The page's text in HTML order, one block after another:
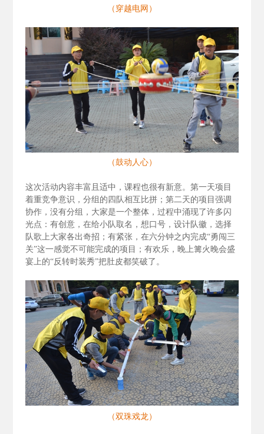
（穿越电网）
（鼓动人心）
这次活动内容丰富且适中，课程也很有新意。第一天项目
着重竞争意识，分组的四队相互比拼；第二天的项目强调
协作，没有分组，大家是一个整体，过程中涌现了许多闪
光点：有创意，在给小队取名，想口号，设计队徽，选择
队歌上大家各出奇招；有紧张，在六分钟之内完成“勇闯三
关”这一感觉不可能完成的项目；有欢乐，晚上篝火晚会盛
宴上的“反转时装秀”把肚皮都笑破了。
（双珠戏龙）